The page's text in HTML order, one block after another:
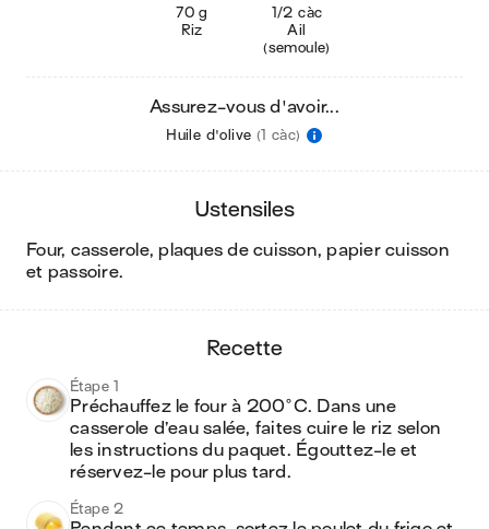
70 g
Riz
1/2 càc
Ail
(semoule)
Assurez-vous d'avoir...
Huile d'olive (1 càc)
ustensiles
four, casserole, plaques de cuisson, papier cuisson
et passoire.
recette
Étape 1
Préchauffez le four à 200°C. Dans une
casserole d’eau salée, faites cuire le riz selon
les instructions du paquet. Égouttez-le et
réservez-le pour plus tard.
Étape 2